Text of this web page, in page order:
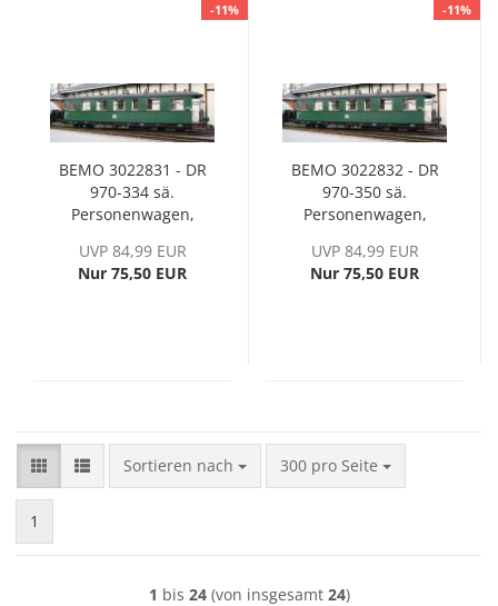
-11%
BEMO 3022831 - DR
970-334 sä.
Personenwagen,
Ep. III
UVP 84,99 EUR
Nur 75,50 EUR
-11%
BEMO 3022832 - DR
970-350 sä.
Personenwagen,
Ep. III
UVP 84,99 EUR
Nur 75,50 EUR
Sortieren nach
Sortieren nach 300 pro Seite
pro Seite
1
1 bis 24(von insgesamt 24)